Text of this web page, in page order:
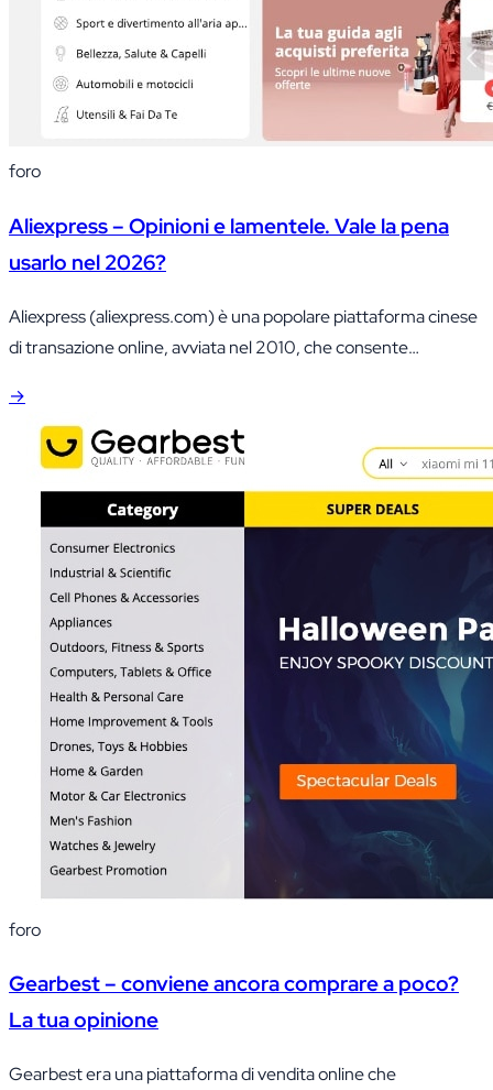
foro
Aliexpress – Opinioni e lamentele. Vale la pena
usarlo nel 2026?
Aliexpress (aliexpress.com) è una popolare piattaforma cinese
di transazione online, avviata nel 2010, che consente
→
foro
Gearbest – conviene ancora comprare a poco?
La tua opinione
Gearbest era una piattaforma di vendita online che